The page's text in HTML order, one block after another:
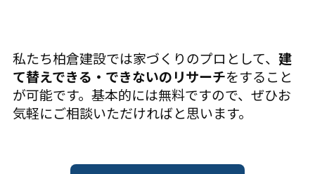
私たち柏倉建設では家づくりのプロとして、 建
て替えできる・できないのリサーチをすること
が可能です。基本的には無料ですので、ぜひお
気軽にご相談いただければと思います。